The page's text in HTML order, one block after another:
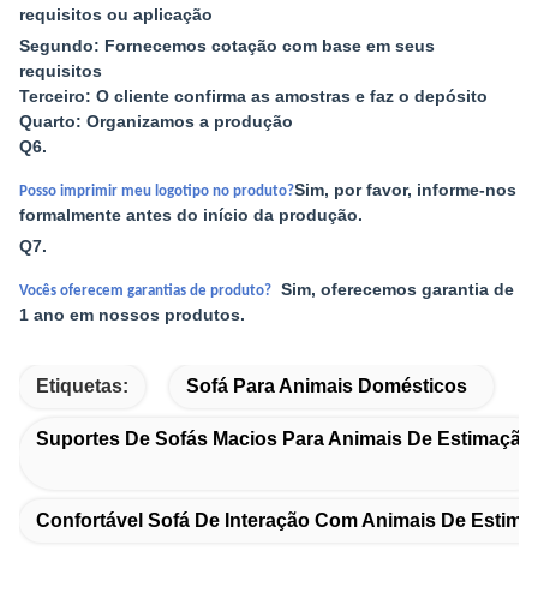
requisitos ou aplicação
Segundo: Fornecemos cotação com base em seus
requisitos
Terceiro: O cliente confirma as amostras e faz o depósito
Quarto: Organizamos a produção
Q6.
Posso imprimir meu logotipo no produto?Sim, por favor, informe-nos
formalmente antes do início da produção.
Q7.
Vocês oferecem garantias de produto?
Sim, oferecemos garantia de
1 ano em nossos produtos.
Etiquetas: Sofá Para Animais Domésticos
Suportes De Sofás Macios Para Animais De Estimação
Confortável Sofá De Interação Com Animais De